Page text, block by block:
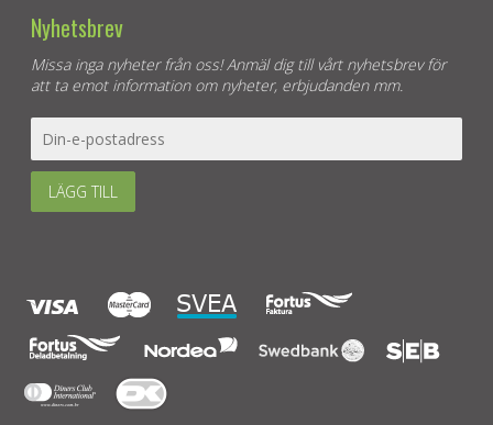
Nyhetsbrev
Missa inga nyheter från oss! Anmäl dig till vårt nyhetsbrev för
att ta emot information om nyheter, erbjudanden mm.
LÄGG TILL